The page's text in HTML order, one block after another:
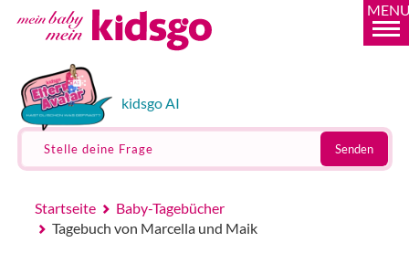
kidsgo AI
Stelle deine Frage Senden
Startseite
Baby-Tagebücher
Tagebuch von Marcella und Maik